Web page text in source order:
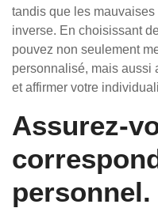
tandis que les mauvaises
inverse. En choisissant
pouvez non seulement
personnalisé, mais aussi
et affirmer votre
Assurez-
personnel.